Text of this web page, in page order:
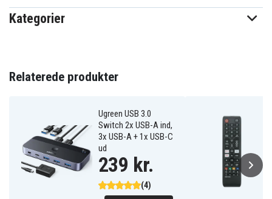
Brand: Deltaco gaming
DELTACO
Kategorier
Relaterede produkter
Ugreen USB 3.0
Switch 2x USB-A ind,
3x USB-A + 1x USB-C
ud
(4)
239 kr.